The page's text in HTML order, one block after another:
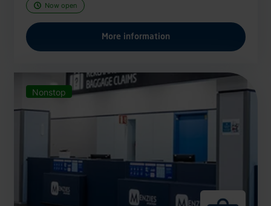
Now open
More information
Nonstop